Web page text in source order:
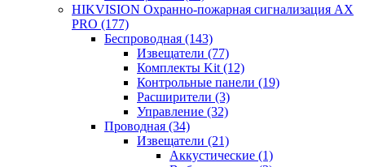
HIKVISION Охранно-пожарная сигнализация AX
PRO (177)
Беспроводная (143)
Извещатели (77)
Комплекты Kit (12)
Контрольные панели (19)
Расширители (3)
Управление (32)
Проводная (34)
Извещатели (21)
Аккустические (1)